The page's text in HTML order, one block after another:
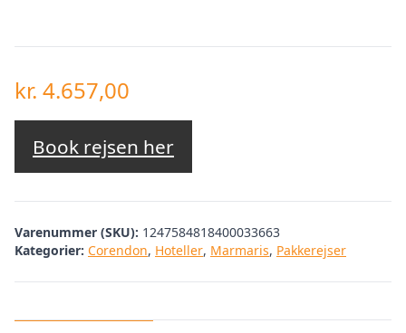
kr. 4.657,00
Book rejsen her
Varenummer (SKU): 1247584818400033663
Kategorier: Corendon, Hoteller, Marmaris, Pakkerejser